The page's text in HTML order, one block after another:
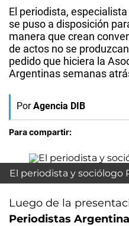
El periodista,
se puso a disposición
manera que crean
de actos no se
pedido que hiciera la
Argentinas semanas
Por Agencia DIB
Para compartir:
El periodista y sociólogo
Luego de la
Periodistas